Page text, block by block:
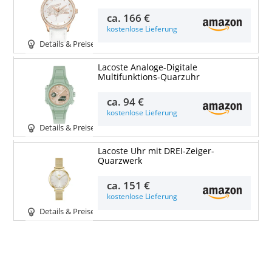
Details & Preise
ca. 166 €
kostenlose Lieferung
Details & Preise
Lacoste Analoge-Digitale
Multifunktions-Quarzuhr
ca.94 €
kostenlose Lieferung
Details & Preise
Lacoste Uhr mit DREI-Zeiger-
Quarzwerk
ca. 151 €
kostenlose Lieferung